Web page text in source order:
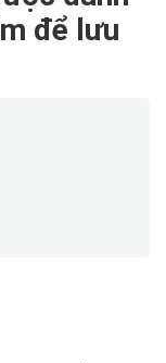
để lưu